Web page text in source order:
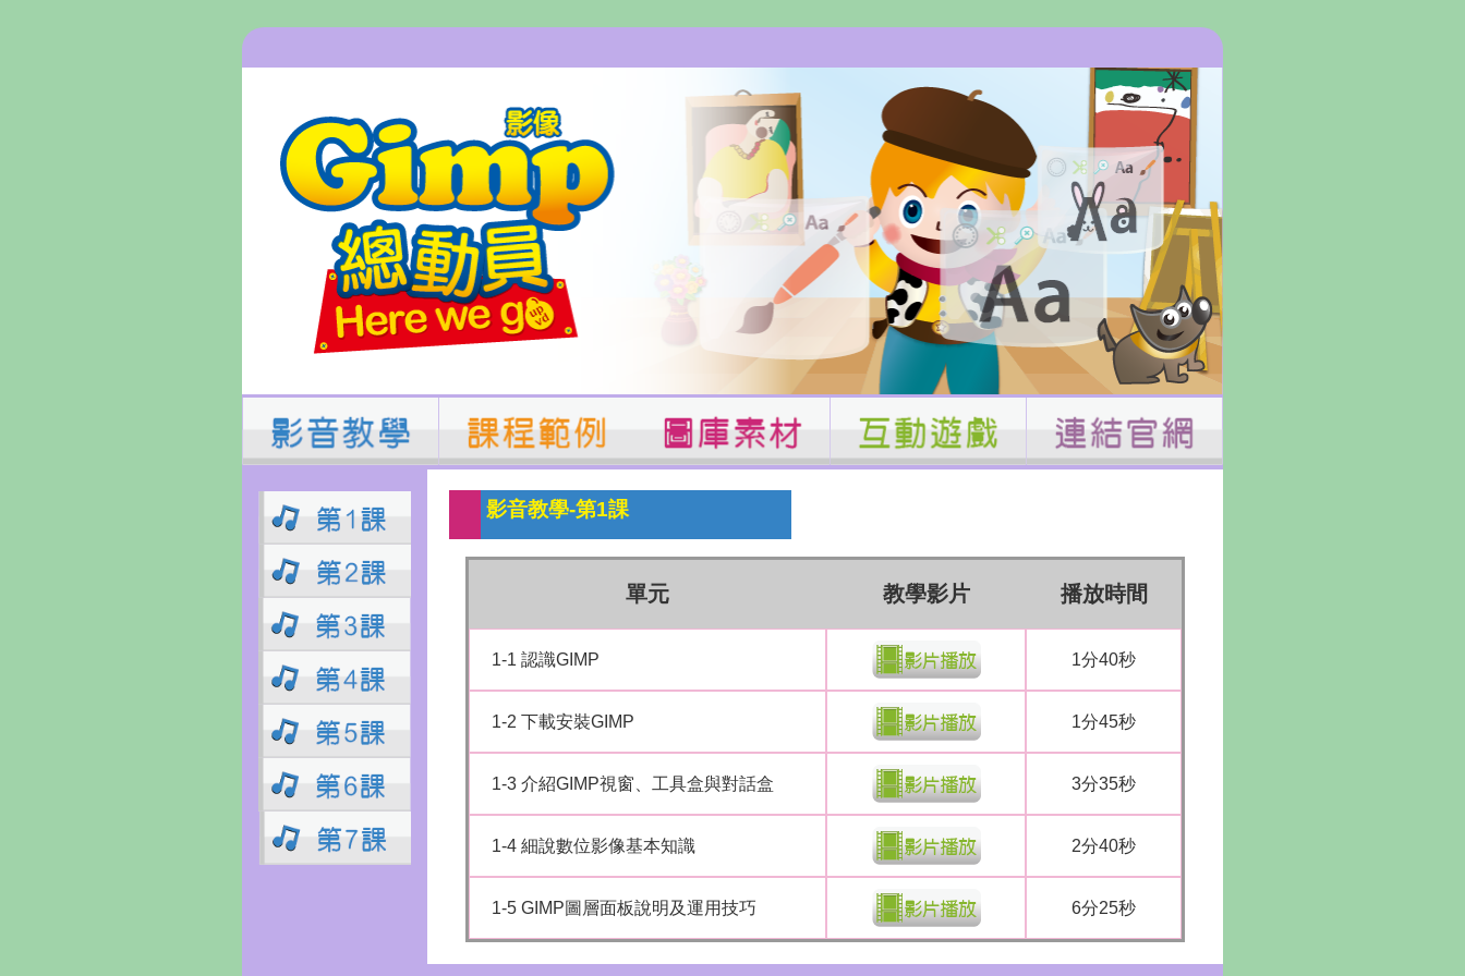
影音教學-第1課
單元 教學影片 播放時間
1-1 認識GIMP 1分40秒
1-2 下載安裝GIMP 1分45秒
1-3 介紹GIMP視窗、工具盒與對話盒 3分35秒
1-4 細說數位影像基本知識 2分40秒
1-5 GIMP圖層面板說明及運用技巧 6分25秒